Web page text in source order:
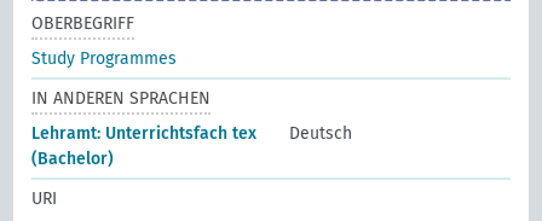
OBERBEGRIFF
Study Programmes
IN ANDEREN SPRACHEN
Lehramt: Unterrichtsfach tex
(Bachelor)
Deutsch
URI